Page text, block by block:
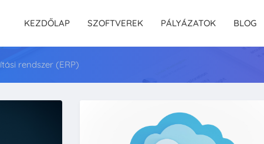
KEZDŐLAP SZOFTVEREK PÁLYÁZATOK BLOG
rendszer (ERP)